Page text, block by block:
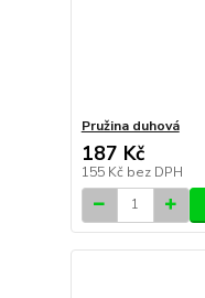
Pružina duhová
187 Kč
155 Kč bez DPH